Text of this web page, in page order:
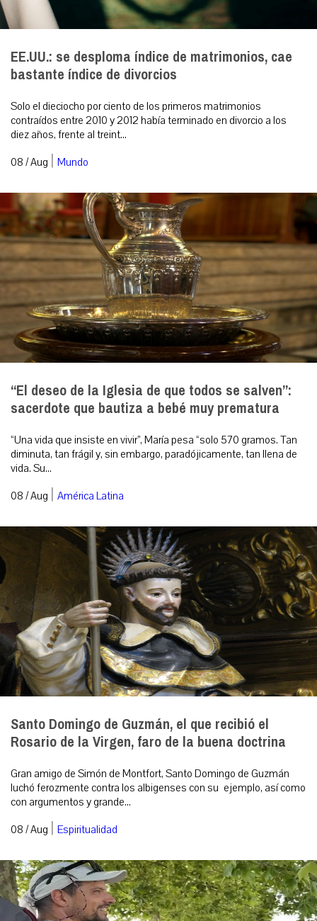
EE.UU.: se desploma índice de matrimonios, cae
bastante índice de divorcios
Solo el dieciocho por ciento de los primeros matrimonios
contraídos entre 2010 y 2012 había terminado en divorcio a los
diez años, frente al treint...
08 / Aug | Mundo
“El deseo de la Iglesia de que todos se salven”:
sacerdote que bautiza a bebé muy prematura
“Una vida que insiste en vivir”, María pesa “solo 570 gramos. Tan
diminuta, tan frágil y, sin embargo, paradójicamente, tan llena de
vida. Su...
08 / Aug | América Latina
Santo Domingo de Guzmán, el que recibió el
Rosario de la Virgen, faro de la buena doctrina
Gran amigo de Simón de Montfort, Santo Domingo de Guzmán
luchó ferozmente contra los albigenses con su ejemplo, así como
con argumentos y grande...
08 / Aug | Espiritualidad